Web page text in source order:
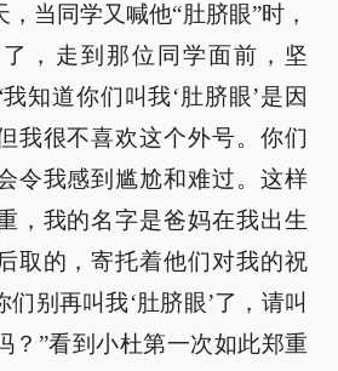
当同学又喊他“肚脐眼”时，
，走到那位同学面前，坚
知道你们叫我‘肚脐眼’是因
我很不喜欢这个外号。你们
令我感到尴尬和难过。这样
，我的名字是爸妈在我出生
取的，寄托着他们对我的祝
别再叫我‘肚脐眼’了，请叫
？”看到小杜第一次如此郑重